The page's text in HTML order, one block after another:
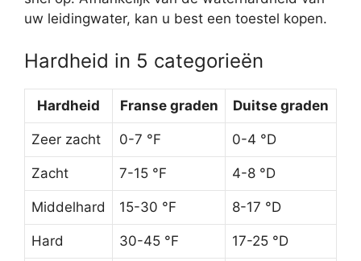
uw leidingwater, kan u best een toestel kopen.
Hardheid in 5 categorieën
Hardheid Franse graden Duitse graden
Zeer zacht 0-7 °F 0-4 °D
Zacht 7-15 °F 4-8 °D
Middelhard 15-30 °F 8-17 °D
Hard 30-45 °F 17-25 °D